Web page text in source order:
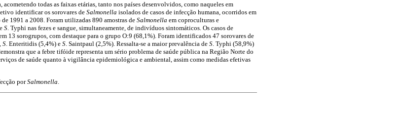
todas as faixas etárias, tanto nos países desenvolvidos, como naqueles em
identificar os sorovares de Salmonella isolados de casos de infecção humana, ocorridos em
1991 a 2008. Foram utilizadas 890 amostras deSalmonella em coproculturas e
S. Typhi nas fezes e sangue, simultaneamente, de indivíduos sintomáticos. Os casos de
13 sorogrupos, com destaque para o grupo O:9 (68,1%). Foram identificados 47 sorovares de
S. Enteritidis (5,4%) e S. Saintpaul (2,5%). Ressalta-se a maior prevalência de S. Typhi (58,9%)
que a febre tifóide representa um sério problema de saúde pública na Região Norte do
de saúde quanto à vigilância epidemiológica e ambiental, assim como medidas efetivas
porSalmonella.